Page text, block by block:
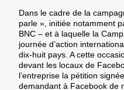
Dans le cadre de la
parle », initiée notamment
BNC – et à laquelle la
journée d’action
dix-huit pays. A cette
devant les locaux de
l’entreprise la pétition
demandant à Facebook de